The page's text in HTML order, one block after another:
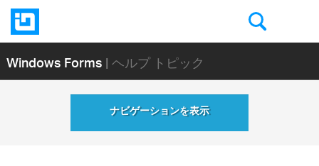
Windows Forms| ヘルプ トピック
ナビゲーションを表示